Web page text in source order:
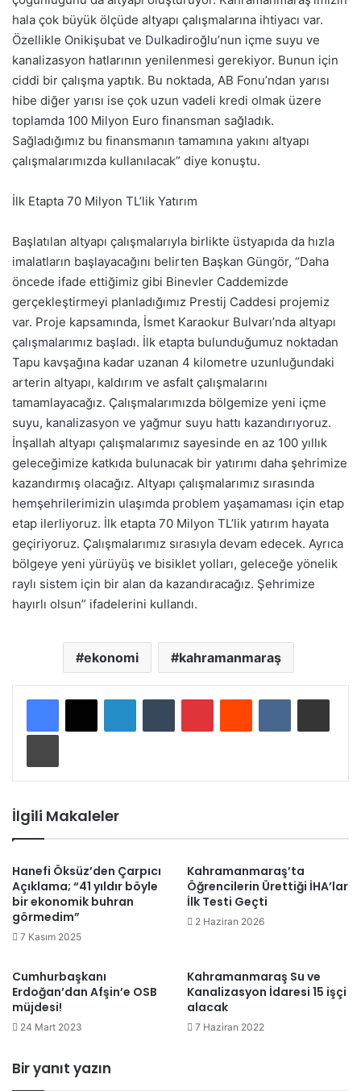
hala çok büyük ölçüde altyapı çalışmalarına ihtiyacı var.
Özellikle Onikişubat ve Dulkadiroğlu’nun içme suyu ve
kanalizasyon hatlarının yenilenmesi gerekiyor. Bunun için
ciddi bir çalışma yaptık. Bu noktada, AB Fonu’ndan yarısı
hibe diğer yarısı ise çok uzun vadeli kredi olmak üzere
toplamda 100 Milyon Euro finansman sağladık.
Sağladığımız bu finansmanın tamamına yakını altyapı
çalışmalarımızda kullanılacak” diye konuştu.
İlk Etapta 70 Milyon TL’lik Yatırım
Başlatılan altyapı çalışmalarıyla birlikte üstyapıda da hızla
imalatların başlayacağını belirten Başkan Güngör, “Daha
öncede ifade ettiğimiz gibi Binevler Caddemizde
gerçekleştirmeyi planladığımız Prestij Caddesi projemiz
var. Proje kapsamında, İsmet Karaokur Bulvarı’nda altyapı
çalışmalarımız başladı. İlk etapta bulunduğumuz noktadan
Tapu kavşağına kadar uzanan 4 kilometre uzunluğundaki
arterin altyapı, kaldırım ve asfalt çalışmalarını
tamamlayacağız. Çalışmalarımızda bölgemize yeni içme
suyu, kanalizasyon ve yağmur suyu hattı kazandırıyoruz.
İnşallah altyapı çalışmalarımız sayesinde en az 100 yıllık
geleceğimize katkıda bulunacak bir yatırımı daha şehrimize
kazandırmış olacağız. Altyapı çalışmalarımız sırasında
hemşehrilerimizin ulaşımda problem yaşamaması için etap
etap ilerliyoruz. İlk etapta 70 Milyon TL’lik yatırım hayata
geçiriyoruz. Çalışmalarımız sırasıyla devam edecek. Ayrıca
bölgeye yeni yürüyüş ve bisiklet yolları, geleceğe yönelik
raylı sistem için bir alan da kazandıracağız. Şehrimize
hayırlı olsun” ifadelerini kullandı.
ekonomi kahramanmaraş
LinkedInTumblr PinterestReddit VKontakteE-Posta ile paylaş
Yazdır
İlgili Makaleler
Hanefi Öksüz’den Çarpıcı
Açıklama; “41 yıldır böyle
bir ekonomik buhran
görmedim”
7 Kasım 2025
Kahramanmaraş’ta
Öğrencilerin Ürettiği İHA’lar
İlk Testi Geçti
2 Haziran 2026
Cumhurbaşkanı
Erdoğan’dan Afşin’e OSB
müjdesi!
24 Mart 2023
Kahramanmaraş Su ve
Kanalizasyon İdaresi 15 işçi
alacak
7 Haziran 2022
Bir yanıt yazın